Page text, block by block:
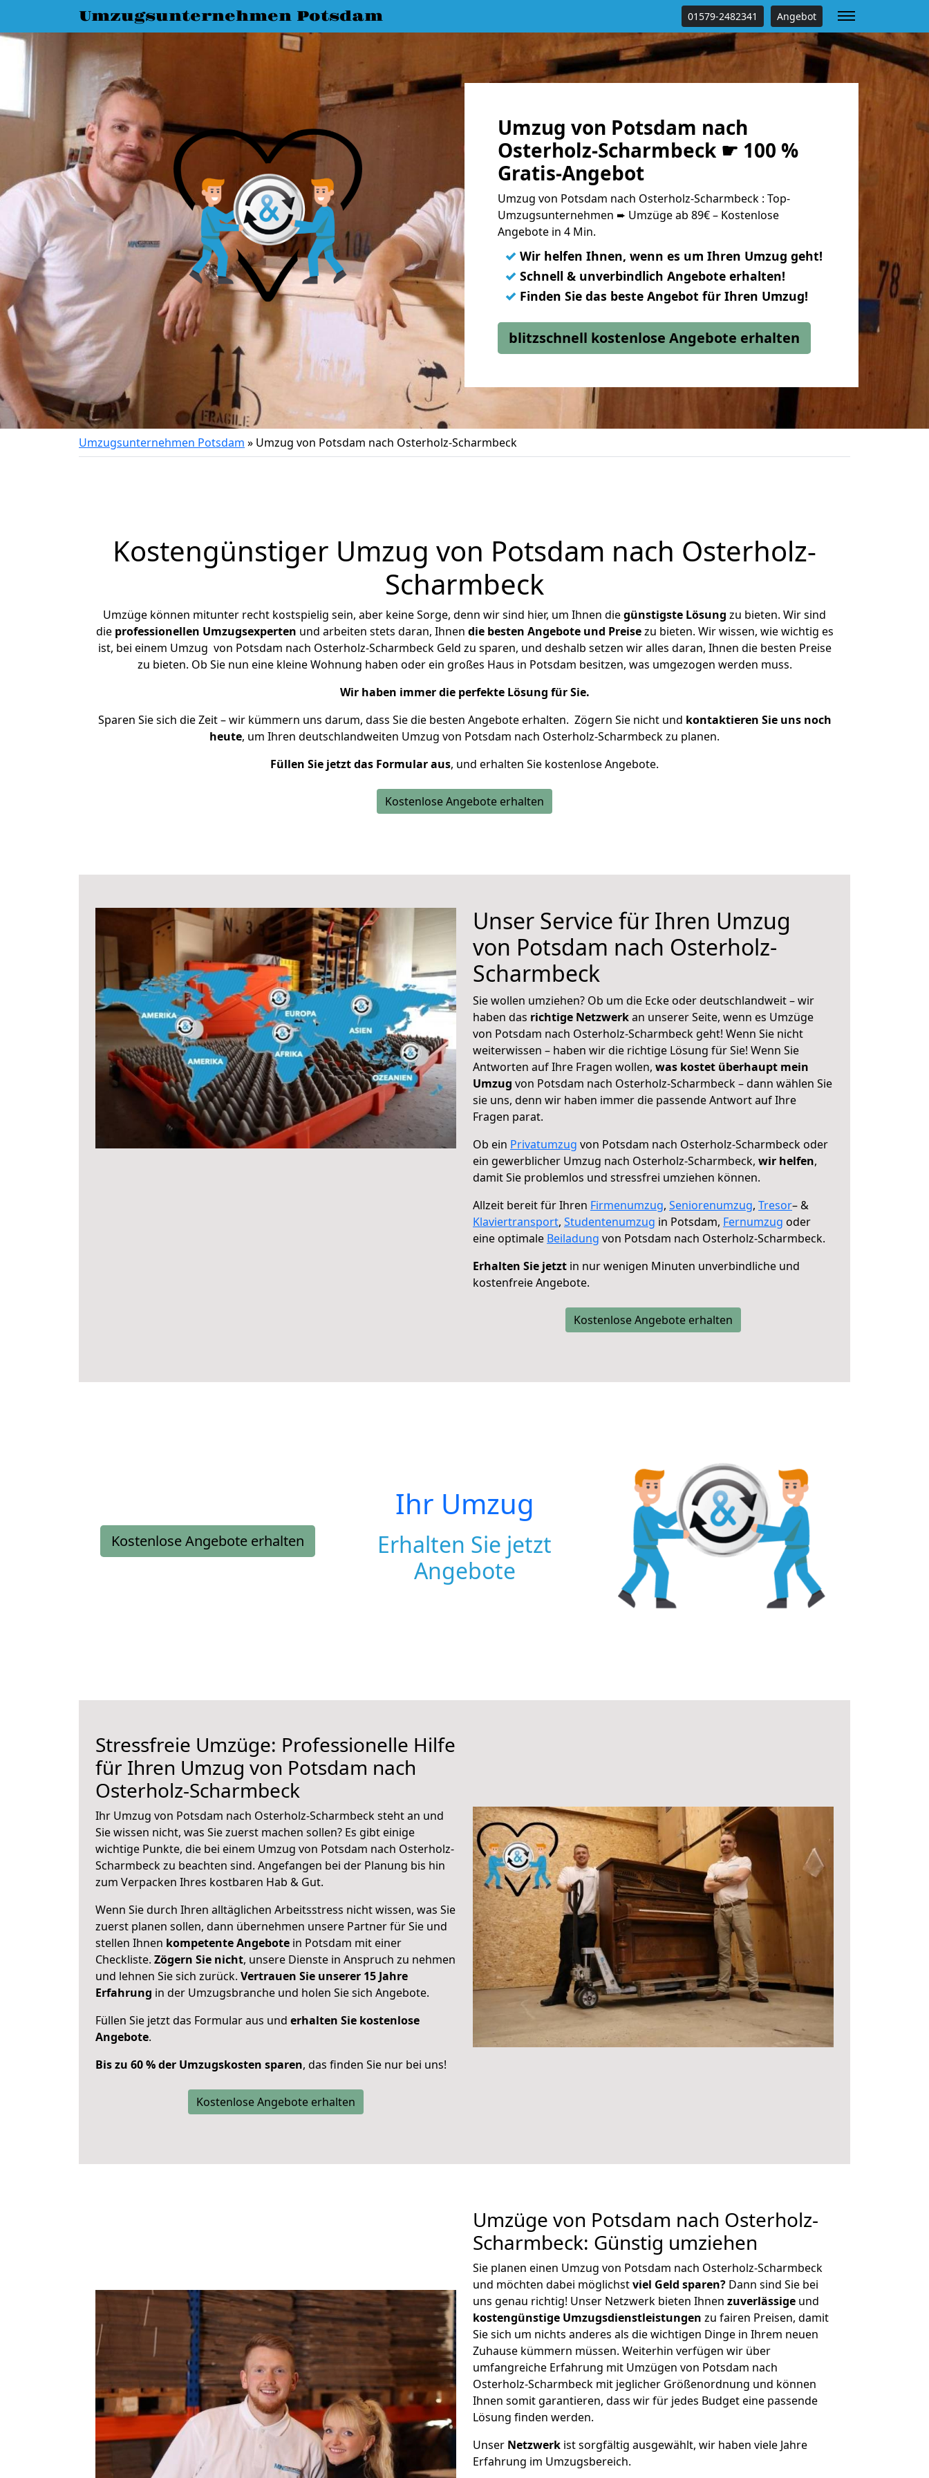
Umzugsunternehmen Potsdam 01579-2482341 Angebot
Umzug von Potsdam nach
Osterholz-Scharmbeck ☛ 100 %
Gratis-Angebot
Umzug von Potsdam nach Osterholz-Scharmbeck : Top-
Umzugsunternehmen ➨ Umzüge ab 89€ – Kostenlose
Angebote in 4 Min.
✓ Wir helfen Ihnen, wenn es um Ihren Umzug geht!
✓ Schnell & unverbindlich Angebote erhalten!
✓ Finden Sie das beste Angebot für Ihren Umzug!
blitzschnell kostenlose Angebote erhalten
Umzugsunternehmen Potsdam » Umzug von Potsdam nach Osterholz-Scharmbeck
Kostengünstiger Umzug von Potsdam nach Osterholz-
Scharmbeck
Umzüge können mitunter recht kostspielig sein, aber keine Sorge, denn wir sind hier, um Ihnen diegünstigste Lösung zu bieten. Wir sind
die professionellen Umzugsexperten und arbeiten stets daran, Ihnen die besten Angebote und Preisezu bieten. Wir wissen, wie wichtig es
ist, bei einem Umzug von Potsdam nach Osterholz-Scharmbeck Geld zu sparen, und deshalb setzen wir alles daran, Ihnen die besten Preise
zu bieten. Ob Sie nun eine kleine Wohnung haben oder ein großes Haus in Potsdam besitzen, was umgezogen werden muss.
Wir haben immer die perfekte Lösung für Sie.
Sparen Sie sich die Zeit – wir kümmern uns darum, dass Sie die besten Angebote erhalten. Zögern Sie nicht und kontaktieren Sie uns noch
heute, um Ihren deutschlandweiten Umzug von Potsdam nach Osterholz-Scharmbeck zu planen.
Füllen Sie jetzt das Formular aus, und erhalten Sie kostenlose Angebote.
Kostenlose Angebote erhalten
Unser Service für Ihren Umzug
von Potsdam nach Osterholz-
Scharmbeck
Sie wollen umziehen? Ob um die Ecke oder deutschlandweit – wir
haben das richtige Netzwerkan unserer Seite, wenn es Umzüge
von Potsdam nach Osterholz-Scharmbeck geht! Wenn Sie nicht
weiterwissen – haben wir die richtige Lösung für Sie! Wenn Sie
Antworten auf Ihre Fragen wollen, was kostet überhaupt mein
Umzug von Potsdam nach Osterholz-Scharmbeck – dann wählen Sie
sie uns, denn wir haben immer die passende Antwort auf Ihre
Fragen parat.
Ob ein Privatumzug von Potsdam nach Osterholz-Scharmbeck oder
ein gewerblicher Umzug nach Osterholz-Scharmbeck, wir helfen,
damit Sie problemlos und stressfrei umziehen können.
Allzeit bereit für Ihren Firmenumzug, Seniorenumzug, Tresor– &
Klaviertransport, Studentenumzug in Potsdam, Fernumzug oder
eine optimale Beiladung von Potsdam nach Osterholz-Scharmbeck.
Erhalten Sie jetzt in nur wenigen Minuten unverbindliche und
kostenfreie Angebote.
Kostenlose Angebote erhalten
Kostenlose Angebote erhalten
Ihr Umzug
Erhalten Sie jetzt
Angebote
Stressfreie Umzüge: Professionelle Hilfe
für Ihren Umzug von Potsdam nach
Osterholz-Scharmbeck
Ihr Umzug von Potsdam nach Osterholz-Scharmbeck steht an und
Sie wissen nicht, was Sie zuerst machen sollen? Es gibt einige
wichtige Punkte, die bei einem Umzug von Potsdam nach Osterholz-
Scharmbeck zu beachten sind. Angefangen bei der Planung bis hin
zum Verpacken Ihres kostbaren Hab & Gut.
Wenn Sie durch Ihren alltäglichen Arbeitsstress nicht wissen, was Sie
zuerst planen sollen, dann übernehmen unsere Partner für Sie und
stellen Ihnen kompetente Angebote in Potsdam mit einer
Checkliste. Zögern Sie nicht, unsere Dienste in Anspruch zu nehmen
und lehnen Sie sich zurück. Vertrauen Sie unserer 15 Jahre
Erfahrung in der Umzugsbranche und holen Sie sich Angebote.
Füllen Sie jetzt das Formular aus und erhalten Sie kostenlose
Angebote.
Bis zu 60 % der Umzugskosten sparen, das finden Sie nur bei uns!
Kostenlose Angebote erhalten
Umzüge von Potsdam nach Osterholz-
Scharmbeck: Günstig umziehen
Sie planen einen Umzug von Potsdam nach Osterholz-Scharmbeck
und möchten dabei möglichstviel Geld sparen? Dann sind Sie bei
uns genau richtig! Unser Netzwerk bieten Ihnen zuverlässige und
kostengünstige Umzugsdienstleistungen zu fairen Preisen, damit
Sie sich um nichts anderes als die wichtigen Dinge in Ihrem neuen
Zuhause kümmern müssen. Weiterhin verfügen wir über
umfangreiche Erfahrung mit Umzügen von Potsdam nach
Osterholz-Scharmbeck mit jeglicher Größenordnung und können
Ihnen somit garantieren, dass wir für jedes Budget eine passende
Lösung finden werden.
Unser Netzwerk ist sorgfältig ausgewählt, wir haben viele Jahre
Erfahrung im Umzugsbereich.